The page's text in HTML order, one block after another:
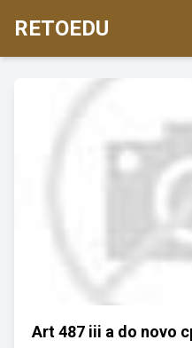
RETOEDU
Art 487 iii a do novo